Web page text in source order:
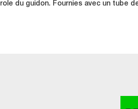
du guidon. Fournies avec un tube